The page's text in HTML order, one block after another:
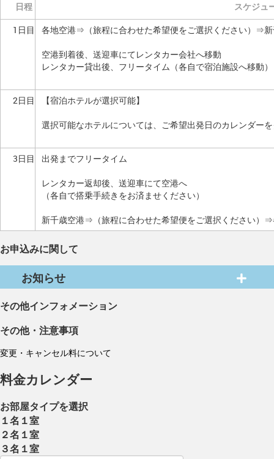
日程
スケジュ
1日目
各地空港⇒（旅程に合わせた希望便をご選択ください）⇒
空港到着後、送迎車にてレンタカー会社へ移動
レンタカー貸出後、フリータイム（各自で宿泊施設へ移動）
2日目 【宿泊ホテルが選択可能】
選択可能なホテルについては、ご希望出発日のカレンダー
3日目 出発までフリータイム
レンタカー返却後、送迎車にて空港へ
（各自で搭乗手続きをお済ませください）
新千歳空港⇒（旅程に合わせた希望便をご選択ください）
お申込みに関して
お知らせ
その他インフォメーション
その他・注意事項
変更・キャンセル料について
料金カレンダー
お部屋タイプを選択
１名１室
２名１室
３名１室